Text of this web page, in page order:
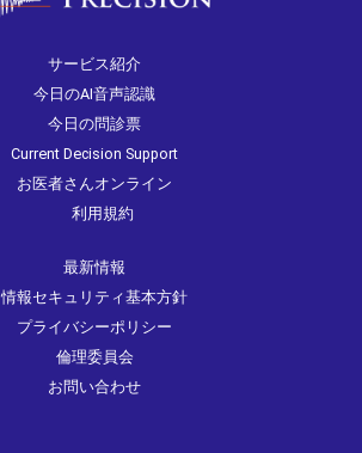
サービス紹介
今日のAI音声認識
今日の問診票
Current Decision Support
お医者さんオンライン
利用規約
最新情報
情報セキュリティ基本方針
プライバシーポリシー
倫理委員会
お問い合わせ